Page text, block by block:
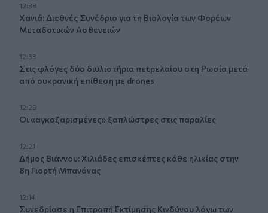
12:38
Χανιά: Διεθνές Συνέδριο για τη Βιολογία των Φορέων
Μεταδοτικών Ασθενειών
12:33
Στις φλόγες δύο διυλιστήρια πετρελαίου στη Ρωσία μετά
από ουκρανική επίθεση με drones
12:29
Οι «αγκαζαρισμένες» ξαπλώστρες στις παραλίες
12:21
Δήμος Βιάννου: Χιλιάδες επισκέπτες κάθε ηλικίας στην
8η Γιορτή Μπανάνας
12:14
Συνεδρίασε η Επιτροπή Εκτίμησης Κινδύνου λόγω των